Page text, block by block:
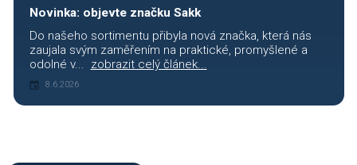
Novinka: objevte značku Sakk
Do našeho sortimentu přibyla nová značka, která nás
zaujala svým zaměřením na praktické, promyšlené a
odolné v... zobrazit celý článek...
8.6.2026